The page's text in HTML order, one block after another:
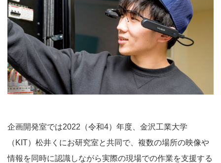
企画開発室では2022（令和4）年度、金沢工業大学
（KIT）松井くにお研究室と共同で、複数の場所の映像や
情報を同時に認識しながら実際の現場での作業を支援する